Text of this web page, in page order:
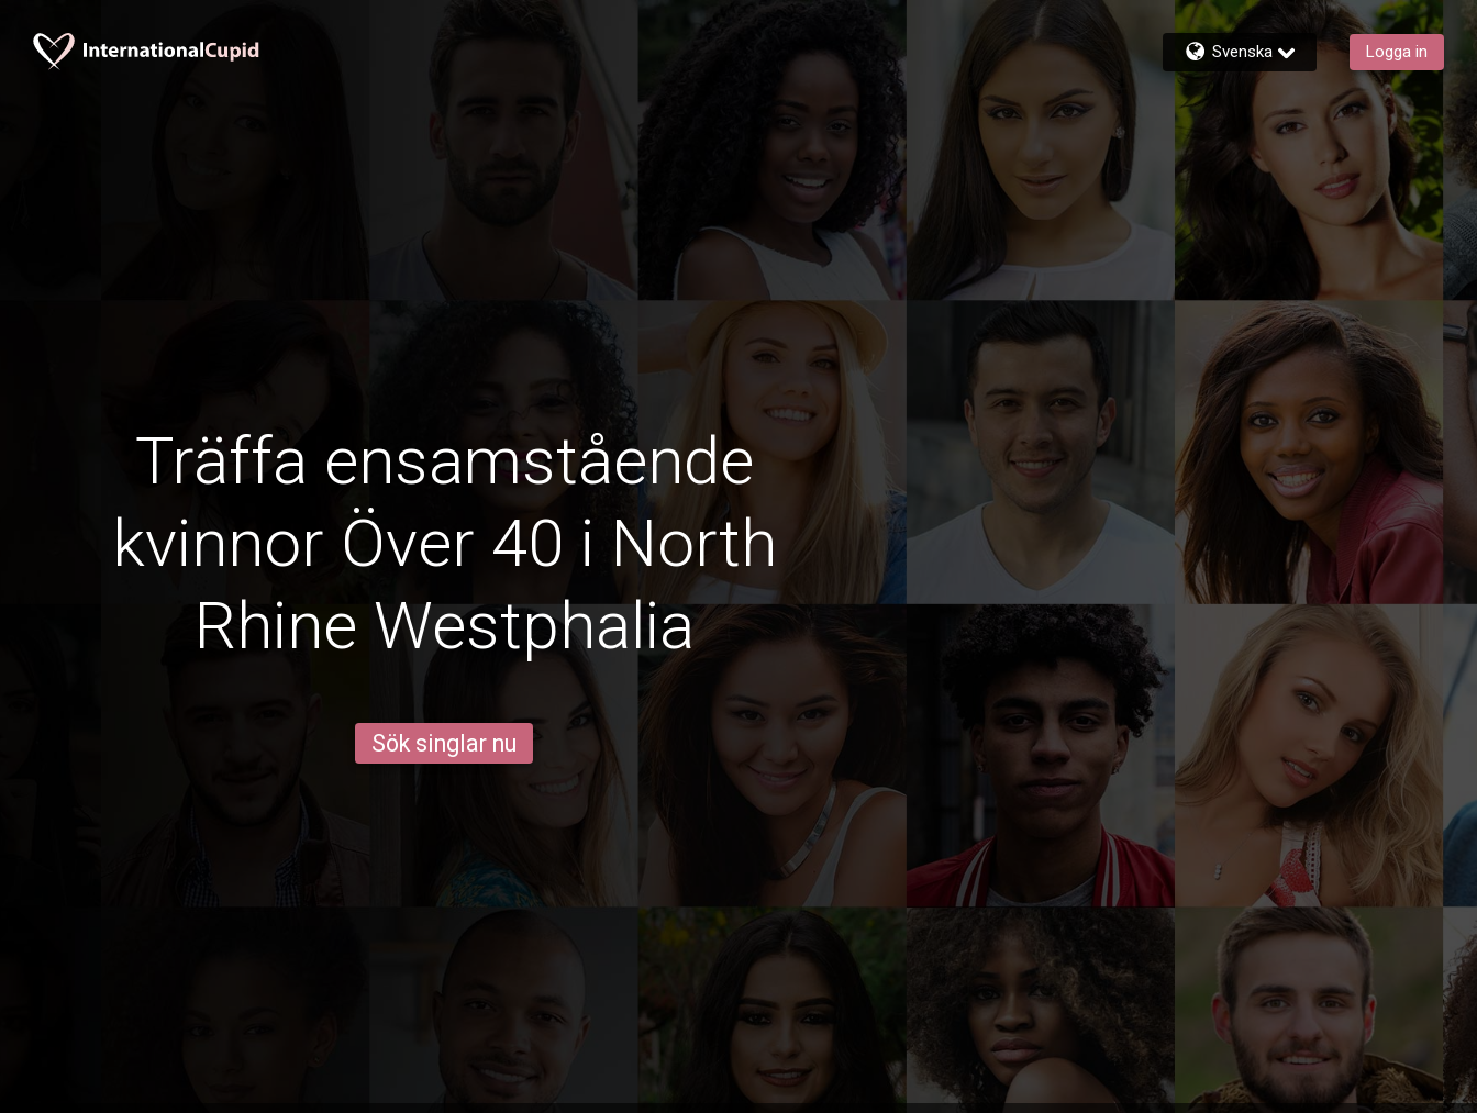
Svenska Logga in
Träffa ensamstående
kvinnor Över 40 i North
Rhine Westphalia
Sök singlar nu